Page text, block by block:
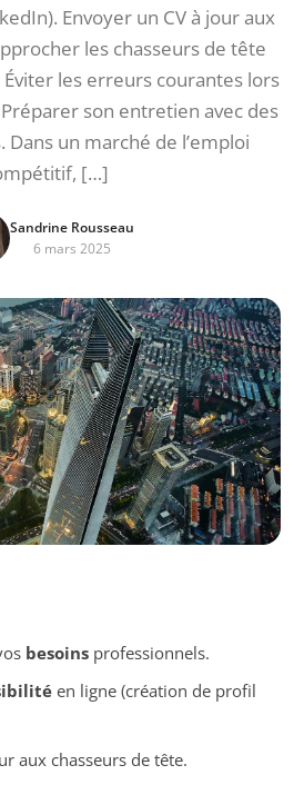
Envoyer un CV à jour aux
les chasseurs de tête
les erreurs courantes lors
son entretien avec des
un marché de l’emploi
[…]
Sandrine Rousseau
6 mars 2025
besoinsprofessionnels.
en ligne (création de profil
aux chasseurs de tête.